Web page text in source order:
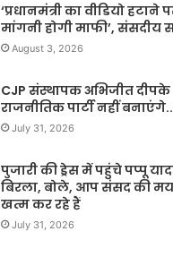
‘प्रधानमंत्री का वीडियो
मांगनी होगी माफी’, संसदीय
August 3, 2026
CJP संस्थापक अभिजीत दीपके
राजनीतिक पार्टी नहीं
July 31, 2026
पुजारी की ड्रेस में पहुंचे पप्पू
बिरला, बोले, आप संसद की
खत्म कर रहे हैं
July 31, 2026